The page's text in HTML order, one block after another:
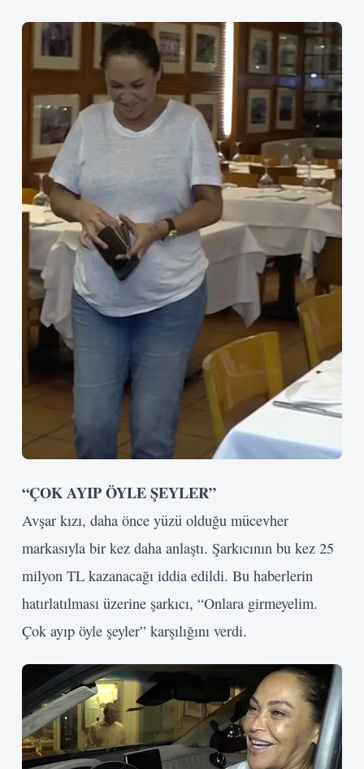
“ÇOK AYIP ÖYLE ŞEYLER”
Avşar kızı, daha önce yüzü olduğu mücevher
markasıyla bir kez daha anlaştı. Şarkıcının bu kez 25
milyon TL kazanacağı iddia edildi. Bu haberlerin
hatırlatılması üzerine şarkıcı, “Onlara girmeyelim.
Çok ayıp öyle şeyler” karşılığını verdi.